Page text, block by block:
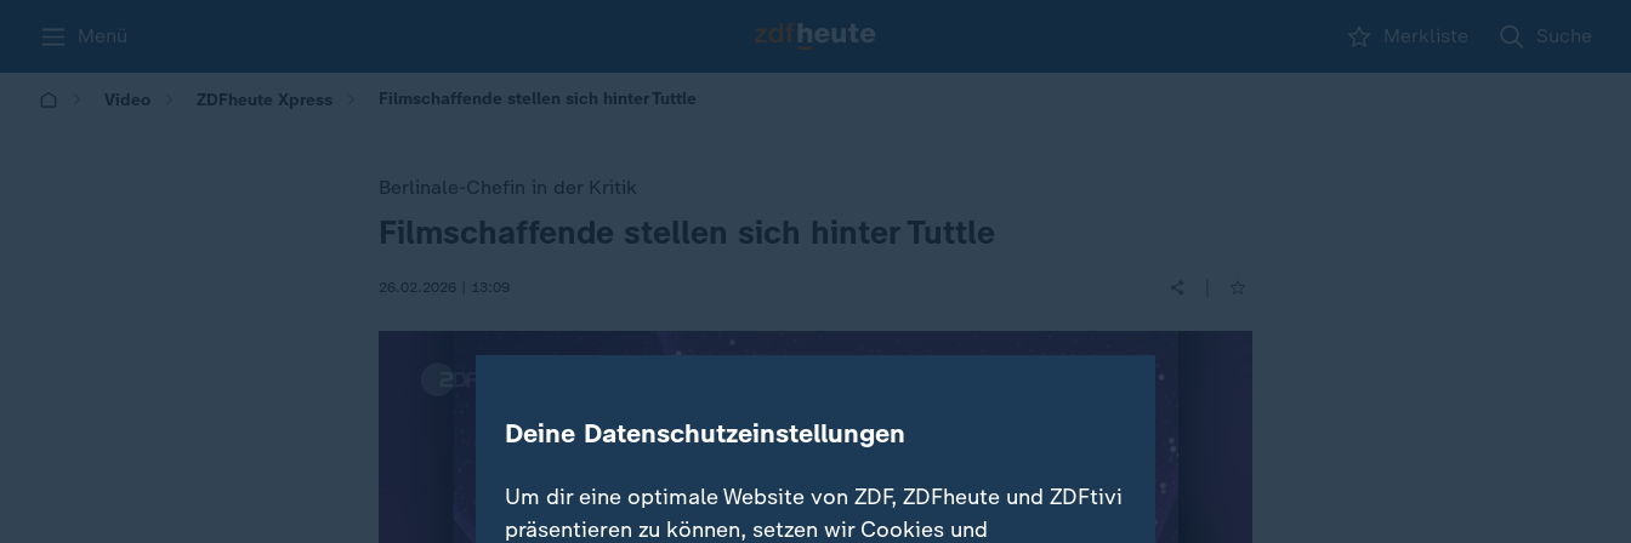
Menü Merkliste Suche
Video ZDFheute Xpress Filmschaffende stellen sich hinter Tuttle
Berlinale-Chefin in der Kritik
:Filmschaffende stellen sich hinter Tuttle
26.02.2026 | 13:09
Deine Datenschutzeinstellungen
Um dir eine optimale Website von ZDF, ZDFheute und ZDFtivi
präsentieren zu können, setzen wir Cookies und